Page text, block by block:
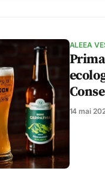
ALEEA
14 mai